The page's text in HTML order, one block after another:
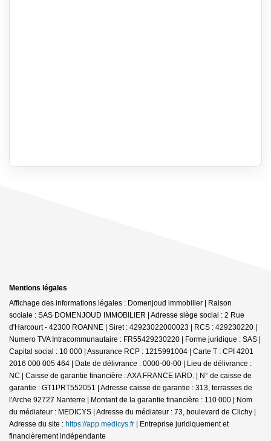
Mentions légales
Affichage des informations légales : Domenjoud immobilier | Raison
sociale : SAS DOMENJOUD IMMOBILIER | Adresse siège social : 2 Rue
d'Harcourt - 42300 ROANNE | Siret : 42923022000023 | RCS : 429230220 |
Numero TVA Intracommunautaire : FR55429230220 | Forme juridique : SAS |
Capital social : 10 000 | Assurance RCP : 1215991004 | Carte T : CPI 4201
2016 000 005 464 | Date de délivrance : 0000-00-00 | Lieu de délivrance :
NC | Caisse de garantie financière : AXA FRANCE IARD. | N° de caisse de
garantie : GT1PRT552051 | Adresse caisse de garantie : 313, terrasses de
l'Arche 92727 Nanterre | Montant de la garantie financière : 110 000 | Nom
du médiateur : MEDICYS | Adresse du médiateur : 73, boulevard de Clichy |
Adresse du site : https://app.medicys.fr | Entreprise juridiquement et
financièrement indépendante